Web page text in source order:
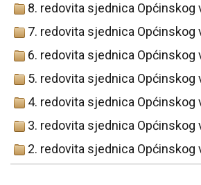
8. redovita sjednica Općinskog
7. redovita sjednica Općinskog
6. redovita sjednica Općinskog
5. redovita sjednica Općinskog
4. redovita sjednica Općinskog
3. redovita sjednica Općinskog
2. redovita sjednica Općinskog